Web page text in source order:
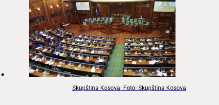
Skupština Kosova; Foto: Skupština Kosova